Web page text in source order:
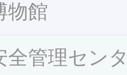
物館
全管理セン